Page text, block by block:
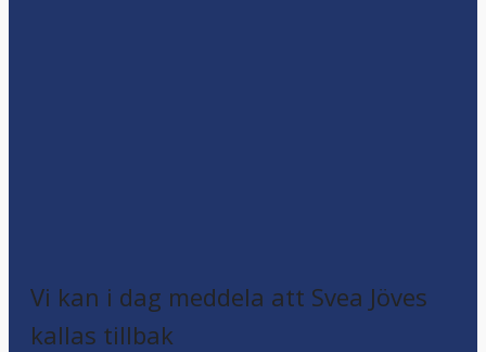
Vi kan i dag meddela att Svea Jöves
kallas tillbak